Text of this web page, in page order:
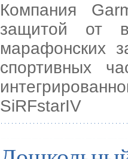
Компания
защитой от
марафонских
спортивных
SiRFstarIV